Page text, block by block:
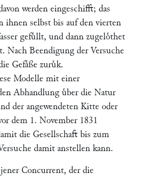
werden eingeschifft; das
ihnen selbst bis auf den vierten
gefuͤllt, und dann zugeloͤthet
Nach Beendigung der Versuche
Gefaͤße zuruͤk.
Modelle mit einer
Abhandlung uͤber die Natur
der angewendeten Kitte oder
dem 1. November 1831
die Gesellschaft bis zum
damit anstellen kann.
Concurrent, der die